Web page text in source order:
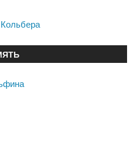
Кольбера